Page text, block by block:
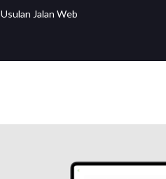
Usulan Jalan Web